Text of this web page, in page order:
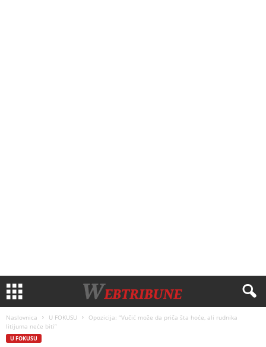
Naslovnica U FOKUSU
Opozicija: “Vučić može da priča šta hoće, ali rudnika
litijuma neće biti”
U FOKUSU